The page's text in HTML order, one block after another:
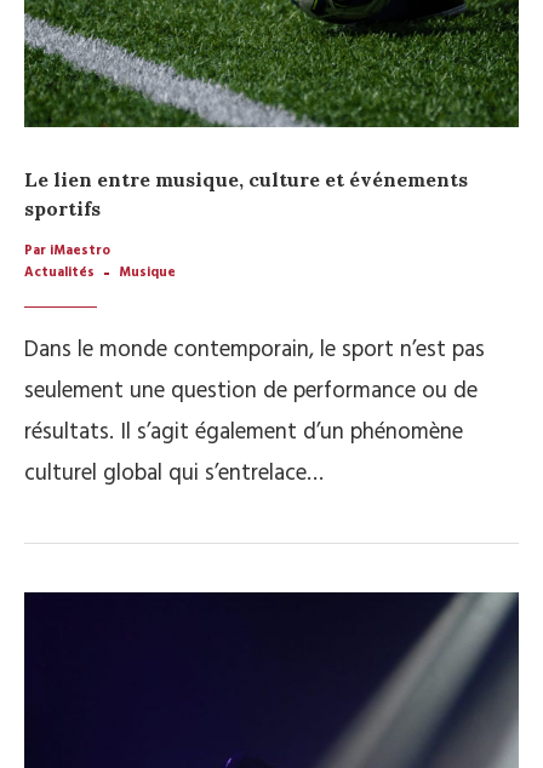
Le lien entre musique, culture et événements
sportifs
Par iMaestro
Actualités
Musique
Dans le monde contemporain, le sport n’est pas
seulement une question de performance ou de
résultats. Il s’agit également d’un phénomène
culturel global qui s’entrelace…